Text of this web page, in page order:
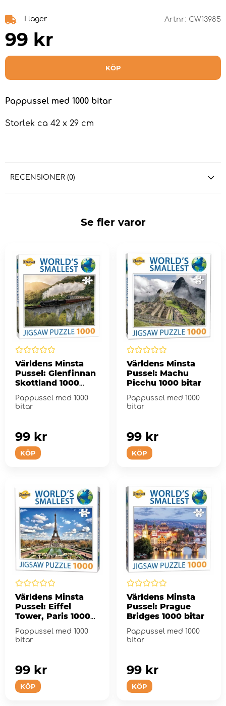
I lager Artnr: CW13985
99 kr
KÖP
Pappussel med 1000 bitar
Storlek ca 42 x 29 cm
RECENSIONER (0)
Se fler varor
Världens Minsta
Pussel: Glenfinnan
Skottland 1000
Pappussel med 1000
bitar
KÖP
99 kr
Världens Minsta
Pussel: Machu
Picchu 1000 bitar
Pappussel med 1000
bitar
KÖP
99 kr
Världens Minsta
Pussel: Eiffel
Tower, Paris 1000
bitar
Pappussel med 1000
bitar
KÖP
99 kr
Världens Minsta
Pussel: Prague
Bridges 1000 bitar
Pappussel med 1000
bitar
KÖP
99 kr